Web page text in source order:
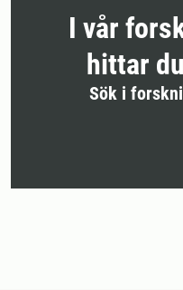
I vår
hittar
Sök i